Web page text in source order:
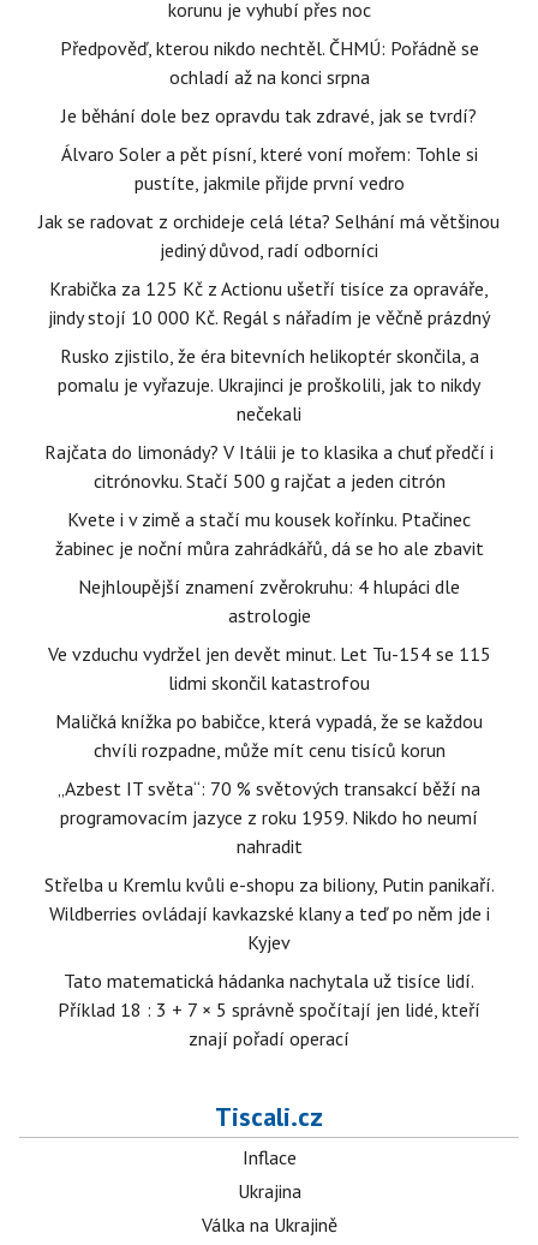
korunu je vyhubí přes noc
Předpověď, kterou nikdo nechtěl. ČHMÚ: Pořádně se
ochladí až na konci srpna
Je běhání dole bez opravdu tak zdravé, jak se tvrdí?
Álvaro Soler a pět písní, které voní mořem: Tohle si
pustíte, jakmile přijde první vedro
Jak se radovat z orchideje celá léta? Selhání má většinou
jediný důvod, radí odborníci
Krabička za 125 Kč z Actionu ušetří tisíce za opraváře,
jindy stojí 10 000 Kč. Regál s nářadím je věčně prázdný
Rusko zjistilo, že éra bitevních helikoptér skončila, a
pomalu je vyřazuje. Ukrajinci je proškolili, jak to nikdy
nečekali
Rajčata do limonády? V Itálii je to klasika a chuť předčí i
citrónovku. Stačí 500 g rajčat a jeden citrón
Kvete i v zimě a stačí mu kousek kořínku. Ptačinec
žabinec je noční můra zahrádkářů, dá se ho ale zbavit
Nejhloupější znamení zvěrokruhu: 4 hlupáci dle
astrologie
Ve vzduchu vydržel jen devět minut. Let Tu-154 se 115
lidmi skončil katastrofou
Maličká knížka po babičce, která vypadá, že se každou
chvíli rozpadne, může mít cenu tisíců korun
„Azbest IT světa“: 70 % světových transakcí běží na
programovacím jazyce z roku 1959. Nikdo ho neumí
nahradit
Střelba u Kremlu kvůli e-shopu za biliony, Putin panikaří.
Wildberries ovládají kavkazské klany a teď po něm jde i
Kyjev
Tato matematická hádanka nachytala už tisíce lidí.
Příklad 18 : 3 + 7 × 5 správně spočítají jen lidé, kteří
znají pořadí operací
Tiscali.cz
Inflace
Ukrajina
Válka na Ukrajině